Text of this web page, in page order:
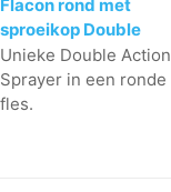
Flacon rond met
sproeikop Double
Action - 500ml -
zwart
Unieke Double Action
Sprayer in een ronde
fles.